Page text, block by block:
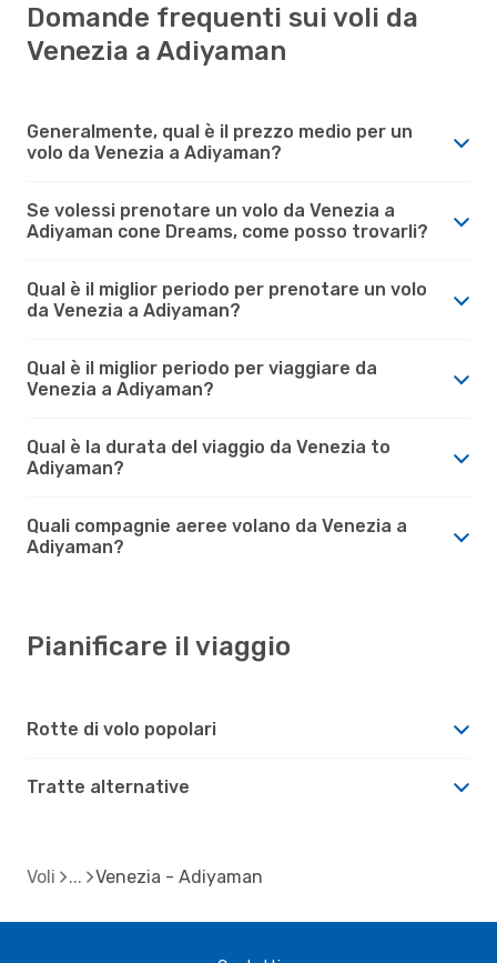
Domande frequenti sui voli da
Venezia a Adiyaman
Generalmente, qual è il prezzo medio per un
volo da Venezia a Adiyaman?
Se volessi prenotare un volo da Venezia a
Adiyaman cone Dreams, come posso trovarli?
Qual è il miglior periodo per prenotare un volo
da Venezia a Adiyaman?
Qual è il miglior periodo per viaggiare da
Venezia a Adiyaman?
Qual è la durata del viaggio da Venezia to
Adiyaman?
Quali compagnie aeree volano da Venezia a
Adiyaman?
Pianificare il viaggio
Rotte di volo popolari
Tratte alternative
Voli Venezia - Adiyaman